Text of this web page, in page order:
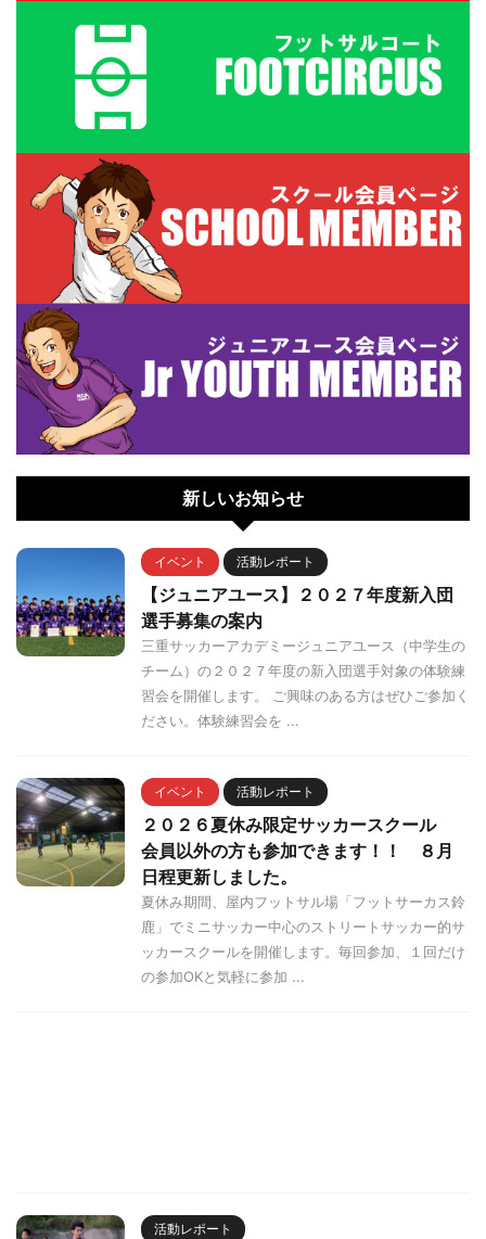
新しいお知らせ
イベント 活動レポート
【ジュニアユース】２０２７年度新入団
選手募集の案内
三重サッカーアカデミージュニアユース（中学生の
チーム）の２０２７年度の新入団選手対象の体験練
習会を開催します。 ご興味のある方はぜひご参加く
ださい。体験練習会を ...
イベント 活動レポート
２０２６夏休み限定サッカースクール
会員以外の方も参加できます！！ ８月
日程更新しました。
夏休み期間、屋内フットサル場「フットサーカス鈴
鹿」でミニサッカー中心のストリートサッカー的サ
ッカースクールを開催します。毎回参加、１回だけ
の参加OKと気軽に参加 ...
活動レポート